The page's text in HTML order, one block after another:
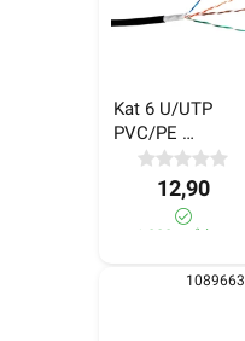
Kat 6 U/UTP
PVC/PE
Utendørskabel
Sort 305m LinkIT
12,90
>1 000+ på lager
1089663